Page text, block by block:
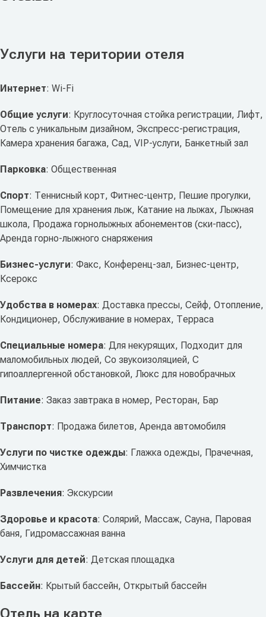
Услуги на територии отеля
Интернет: Wi-Fi
Общие услуги: Круглосуточная стойка регистрации, Лифт,
Отель с уникальным дизайном, Экспресс-регистрация,
Камера хранения багажа, Сад, VIP-услуги, Банкетный зал
Парковка: Общественная
Спорт: Теннисный корт, Фитнес-центр, Пешие прогулки,
Помещение для хранения лыж, Катание на лыжах, Лыжная
школа, Продажа горнолыжных абонементов (ски-пасс),
Аренда горно-лыжного снаряжения
Бизнес-услуги: Факс, Конференц-зал, Бизнес-центр,
Ксерокс
Удобства в номерах: Доставка прессы, Сейф, Отопление,
Кондиционер, Обслуживание в номерах, Терраса
Специальные номера: Для некурящих, Подходит для
маломобильных людей, Со звукоизоляцией, C
гипоаллергенной обстановкой, Люкс для новобрачных
Питание: Заказ завтрака в номер, Ресторан, Бар
Транспорт: Продажа билетов, Аренда автомобиля
Услуги по чистке одежды: Глажка одежды, Прачечная,
Химчистка
Развлечения: Экскурсии
Здоровье и красота: Солярий, Массаж, Сауна, Паровая
баня, Гидромассажная ванна
Услуги для детей: Детская площадка
Бассейн: Крытый бассейн, Открытый бассейн